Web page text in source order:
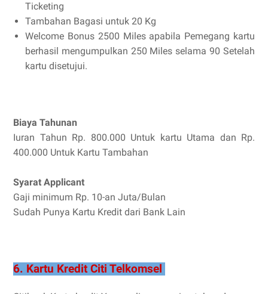
Ticketing
Tambahan Bagasi untuk 20 Kg
Welcome Bonus 2500 Miles apabila Pemegang kartu
berhasil mengumpulkan 250 Miles selama 90 Setelah
kartu disetujui.
Biaya Tahunan
Iuran Tahun Rp. 800.000 Untuk kartu Utama dan Rp.
400.000 Untuk Kartu Tambahan
Syarat Applicant
Gaji minimum Rp. 10-an Juta/Bulan
Sudah Punya Kartu Kredit dari Bank Lain
6. Kartu Kredit Citi Telkomsel